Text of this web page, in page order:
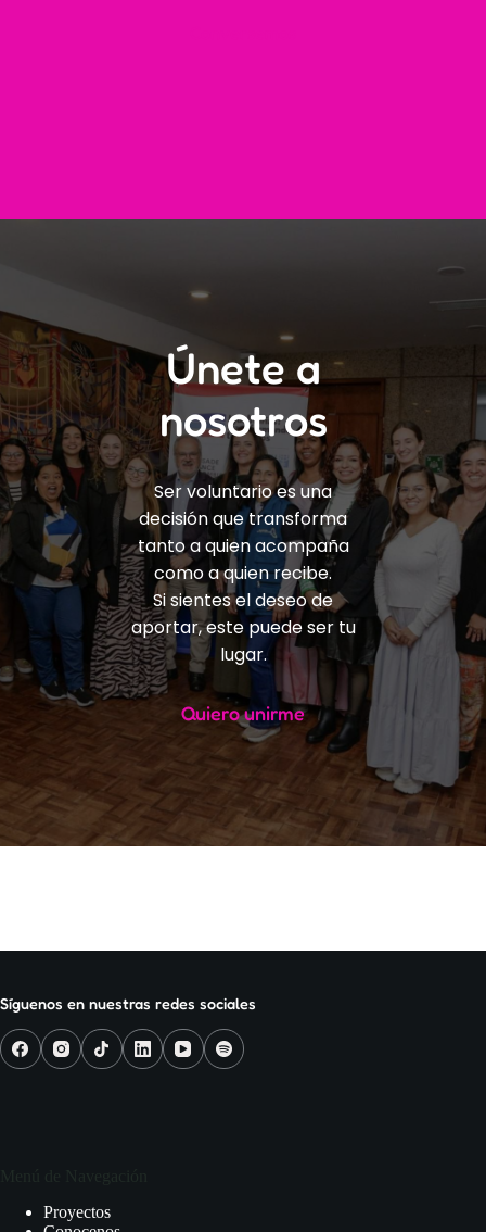
Únete a
nosotros
Ser voluntario es una
decisión que transforma
tanto a quien acompaña
como a quien recibe.
Si sientes el deseo de
aportar, este puede ser tu
lugar.
Quiero unirme
Síguenos en nuestras redes sociales
Proyectos